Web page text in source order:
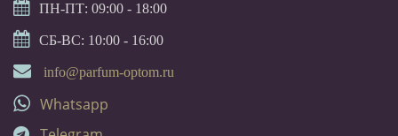
ПН-ПТ: 09:00 - 18:00
СБ-ВС: 10:00 - 16:00
info@parfum-optom.ru
Whatsapp